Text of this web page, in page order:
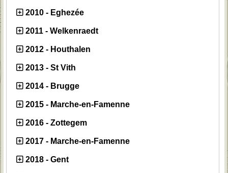
2010 - Eghezée
2011 - Welkenraedt
2012 - Houthalen
2013 - St Vith
2014 - Brugge
2015 - Marche-en-Famenne
2016 - Zottegem
2017 - Marche-en-Famenne
2018 - Gent